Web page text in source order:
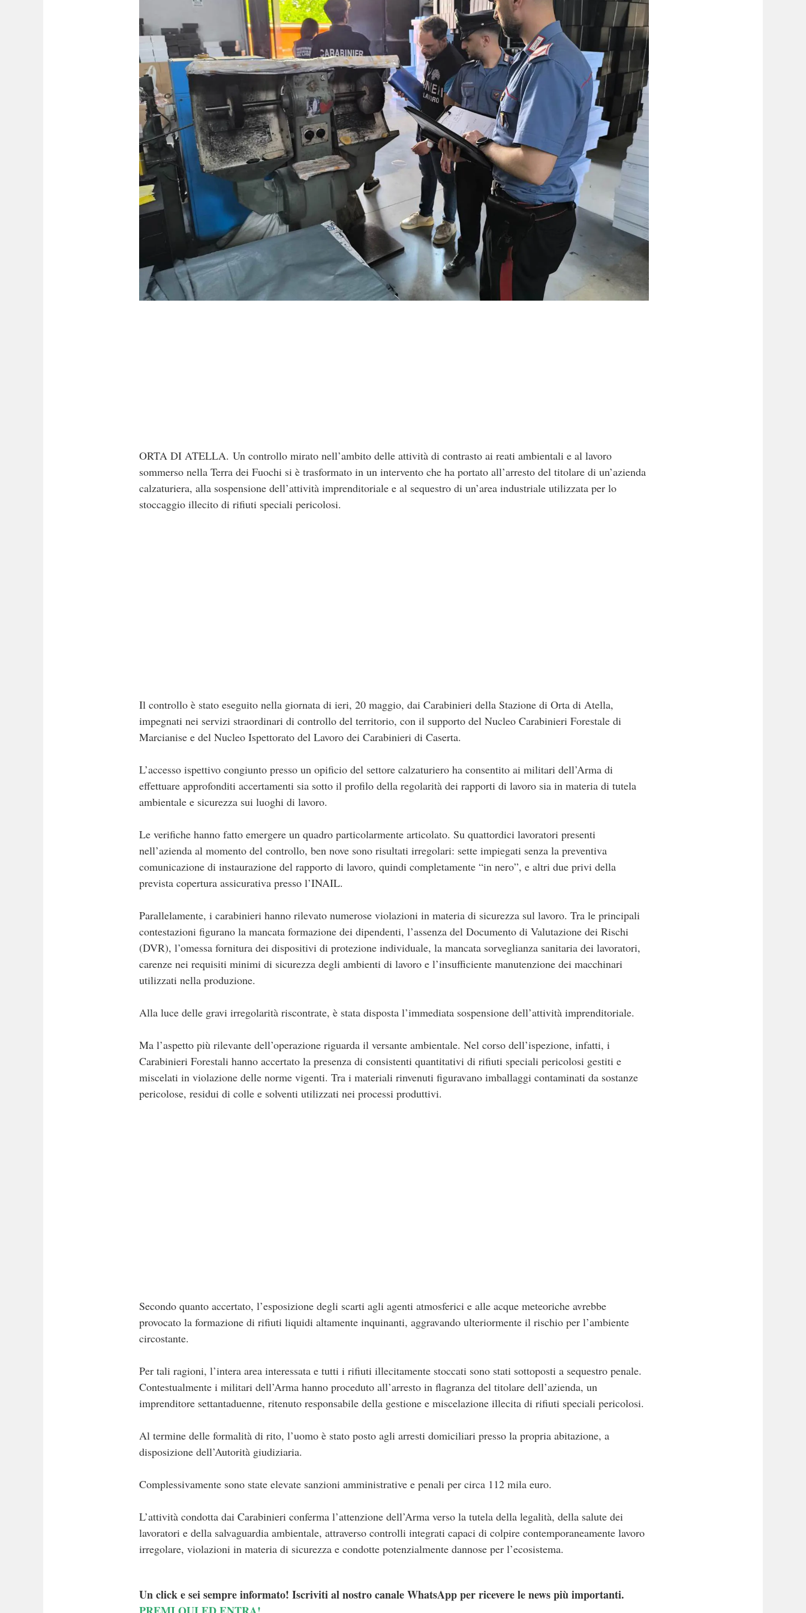
ORTA DI ATELLA. Un controllo mirato nell’ambito delle attività di contrasto ai reati ambientali e al lavoro
sommerso nella Terra dei Fuochi si è trasformato in un intervento che ha portato all’arresto del titolare di un’azienda
calzaturiera, alla sospensione dell’attività imprenditoriale e al sequestro di un’area industriale utilizzata per lo
stoccaggio illecito di rifiuti speciali pericolosi.
Il controllo è stato eseguito nella giornata di ieri, 20 maggio, dai Carabinieri della Stazione di Orta di Atella,
impegnati nei servizi straordinari di controllo del territorio, con il supporto del Nucleo Carabinieri Forestale di
Marcianise e del Nucleo Ispettorato del Lavoro dei Carabinieri di Caserta.
L’accesso ispettivo congiunto presso un opificio del settore calzaturiero ha consentito ai militari dell’Arma di
effettuare approfonditi accertamenti sia sotto il profilo della regolarità dei rapporti di lavoro sia in materia di tutela
ambientale e sicurezza sui luoghi di lavoro.
Le verifiche hanno fatto emergere un quadro particolarmente articolato. Su quattordici lavoratori presenti
nell’azienda al momento del controllo, ben nove sono risultati irregolari: sette impiegati senza la preventiva
comunicazione di instaurazione del rapporto di lavoro, quindi completamente “in nero”, e altri due privi della
prevista copertura assicurativa presso l’INAIL.
Parallelamente, i carabinieri hanno rilevato numerose violazioni in materia di sicurezza sul lavoro. Tra le principali
contestazioni figurano la mancata formazione dei dipendenti, l’assenza del Documento di Valutazione dei Rischi
(DVR), l’omessa fornitura dei dispositivi di protezione individuale, la mancata sorveglianza sanitaria dei lavoratori,
carenze nei requisiti minimi di sicurezza degli ambienti di lavoro e l’insufficiente manutenzione dei macchinari
utilizzati nella produzione.
Alla luce delle gravi irregolarità riscontrate, è stata disposta l’immediata sospensione dell’attività imprenditoriale.
Ma l’aspetto più rilevante dell’operazione riguarda il versante ambientale. Nel corso dell’ispezione, infatti, i
Carabinieri Forestali hanno accertato la presenza di consistenti quantitativi di rifiuti speciali pericolosi gestiti e
miscelati in violazione delle norme vigenti. Tra i materiali rinvenuti figuravano imballaggi contaminati da sostanze
pericolose, residui di colle e solventi utilizzati nei processi produttivi.
Secondo quanto accertato, l’esposizione degli scarti agli agenti atmosferici e alle acque meteoriche avrebbe
provocato la formazione di rifiuti liquidi altamente inquinanti, aggravando ulteriormente il rischio per l’ambiente
circostante.
Per tali ragioni, l’intera area interessata e tutti i rifiuti illecitamente stoccati sono stati sottoposti a sequestro penale.
Contestualmente i militari dell’Arma hanno proceduto all’arresto in flagranza del titolare dell’azienda, un
imprenditore settantaduenne, ritenuto responsabile della gestione e miscelazione illecita di rifiuti speciali pericolosi.
Al termine delle formalità di rito, l’uomo è stato posto agli arresti domiciliari presso la propria abitazione, a
disposizione dell’Autorità giudiziaria.
Complessivamente sono state elevate sanzioni amministrative e penali per circa 112 mila euro.
L’attività condotta dai Carabinieri conferma l’attenzione dell’Arma verso la tutela della legalità, della salute dei
lavoratori e della salvaguardia ambientale, attraverso controlli integrati capaci di colpire contemporaneamente lavoro
irregolare, violazioni in materia di sicurezza e condotte potenzialmente dannose per l’ecosistema.
Un click e sei sempre informato! Iscriviti al nostro canale WhatsApp per ricevere le news più importanti.